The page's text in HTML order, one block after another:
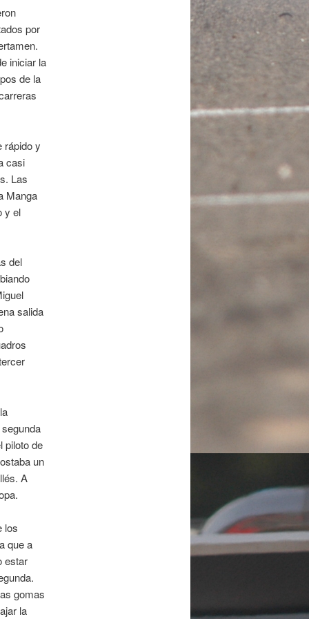
por
iniciar la
de la
rápido y
casi
Las
Manga
y el
del
salida
piloto de
un
A
los
que a
estar
gomas
la